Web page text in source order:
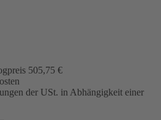
505,75 €
der USt. in Abhängigkeit einer